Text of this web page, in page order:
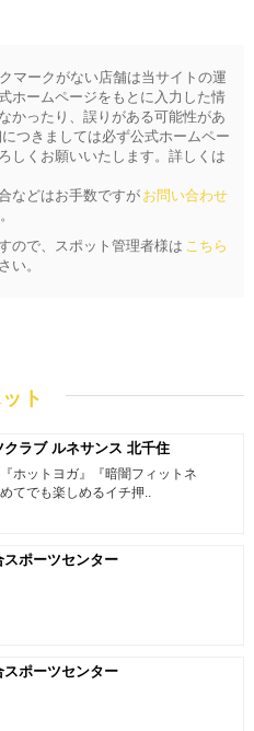
マークがない店舗は当サイトの運
ホームページをもとに入力した情
かったり、誤りがある可能性があ
つきましては必ず公式ホームペー
しくお願いいたします。詳しくは
などはお手数ですが お問い合わせ
ので、スポット管理者様は こちら
い。
ト
クラブ ルネサンス 北千住
ホットヨガ』『暗闇フィットネ
てでも楽しめるイチ押..
スポーツセンター
スポーツセンター